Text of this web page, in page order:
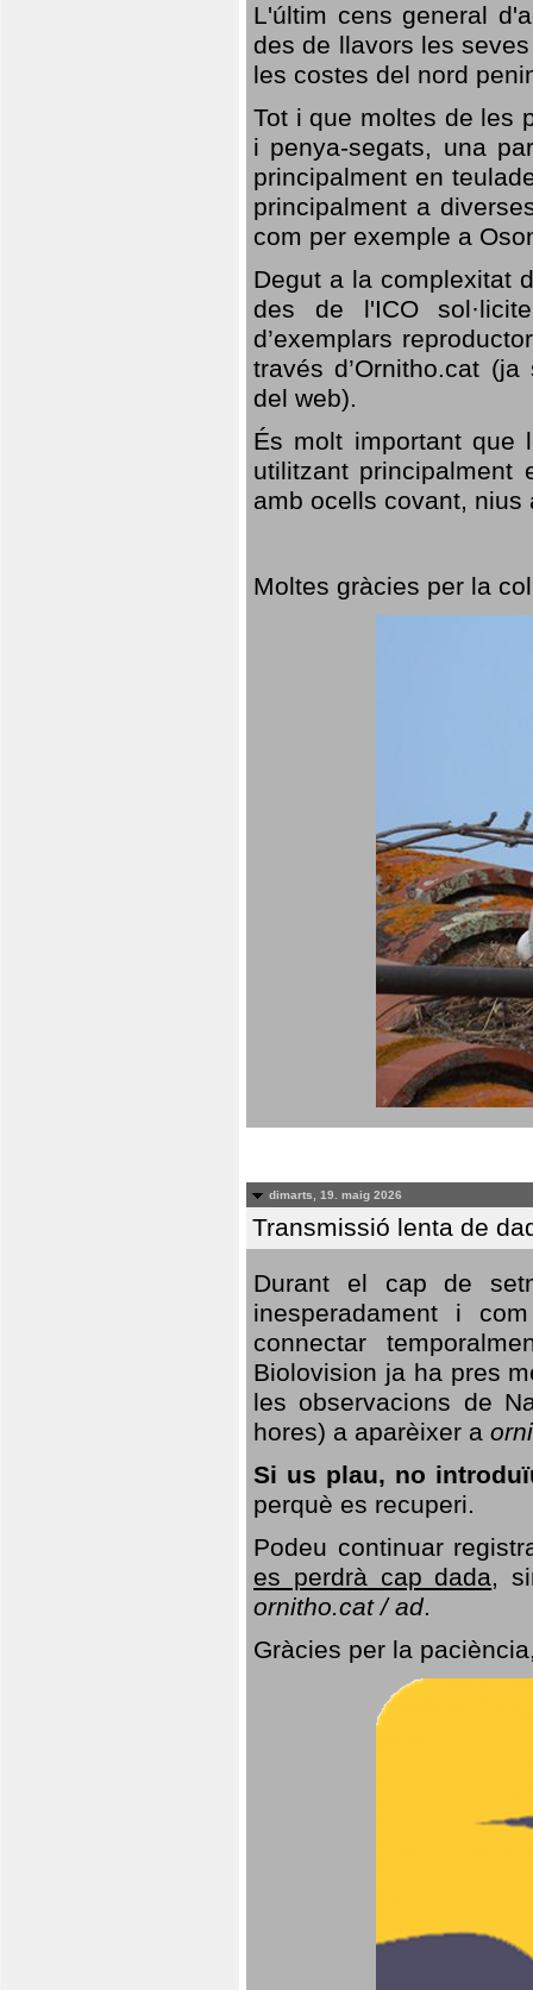
L'últim cens general
des de llavors les
les costes del nord
Tot i que moltes de les
i penya-segats, una
principalment en
principalment a
com per exemple a
Degut a la complexitat
des de l'ICO
d’exemplars
través d’Ornitho.cat
del web).
És molt important que
utilitzant
amb ocells covant,
Moltes gràcies per la
dimarts, 19. maig 2026
Transmissió lenta de
Durant el cap de
inesperadament i
connectar
Biolovision ja ha pres
les observacions de
hores) a aparèixer a
Si us plau, no
perquè es recuperi.
Podeu continuar
es perdrà cap dada,
ornitho.cat / ad.
Gràcies per la